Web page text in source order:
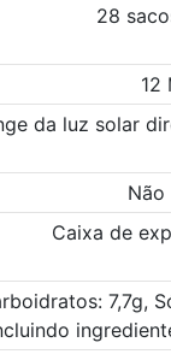
28
12
da luz solar
Caixa de